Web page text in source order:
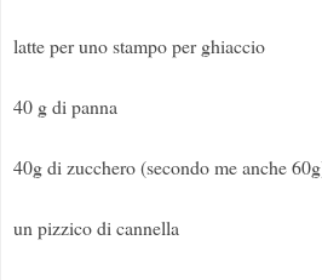
latte per uno stampo per ghiaccio
40 g di panna
40g di zucchero (secondo me anche
un pizzico di cannella